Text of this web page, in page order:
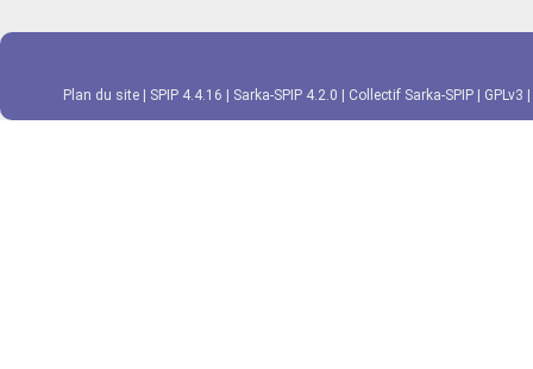
Plan du site SPIP 4.4.16 Sarka-SPIP 4.2.0 Collectif Sarka-SPIP GPLv3